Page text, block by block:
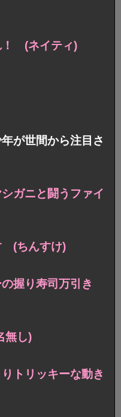
！ (ネイティ)
が世間から注目さ
ガニと闘うファイ
(ちんすけ)
の握り寿司万引き
無し)
トリッキーな動き